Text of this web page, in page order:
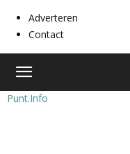
Adverteren
Contact
Punt.Info